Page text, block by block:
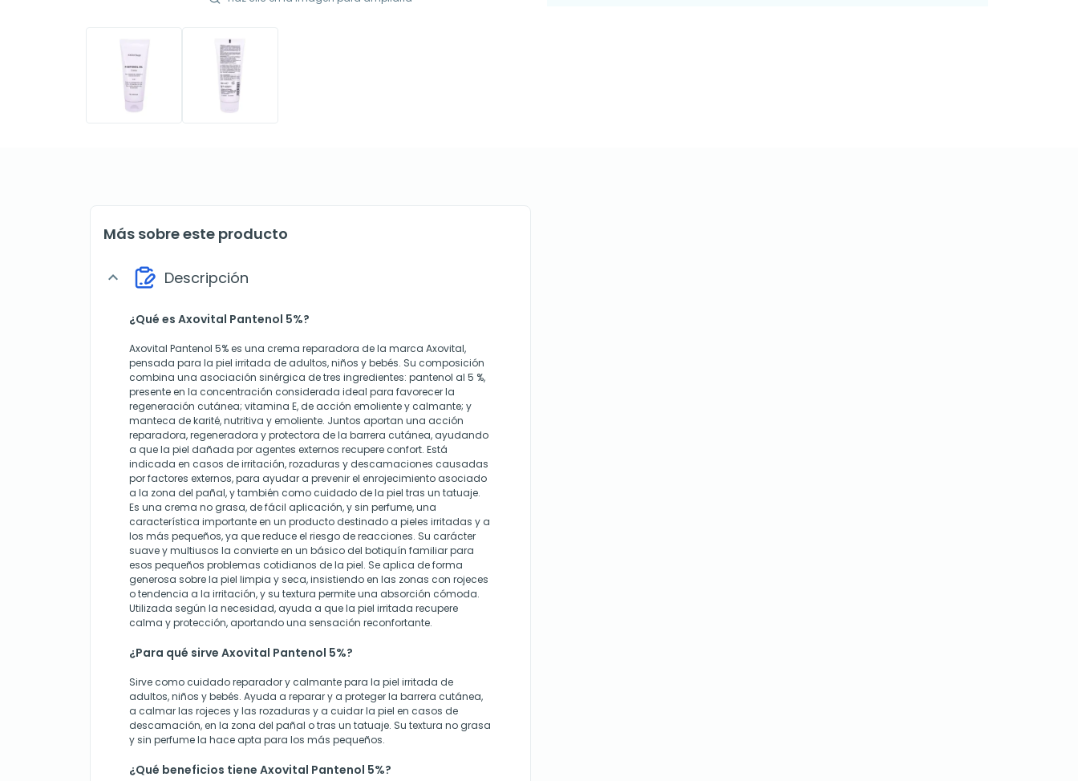
Más sobre este producto
expand_more Descripción
¿Qué es Axovital Pantenol 5%?
Axovital Pantenol 5% es una crema reparadora de la marca Axovital,
pensada para la piel irritada de adultos, niños y bebés. Su composición
combina una asociación sinérgica de tres ingredientes: pantenol al 5 %,
presente en la concentración considerada ideal para favorecer la
regeneración cutánea; vitamina E, de acción emoliente y calmante; y
manteca de karité, nutritiva y emoliente. Juntos aportan una acción
reparadora, regeneradora y protectora de la barrera cutánea, ayudando
a que la piel dañada por agentes externos recupere confort. Está
indicada en casos de irritación, rozaduras y descamaciones causadas
por factores externos, para ayudar a prevenir el enrojecimiento asociado
a la zona del pañal, y también como cuidado de la piel tras un tatuaje.
Es una crema no grasa, de fácil aplicación, y sin perfume, una
característica importante en un producto destinado a pieles irritadas y a
los más pequeños, ya que reduce el riesgo de reacciones. Su carácter
suave y multiusos la convierte en un básico del botiquín familiar para
esos pequeños problemas cotidianos de la piel. Se aplica de forma
generosa sobre la piel limpia y seca, insistiendo en las zonas con rojeces
o tendencia a la irritación, y su textura permite una absorción cómoda.
Utilizada según la necesidad, ayuda a que la piel irritada recupere
calma y protección, aportando una sensación reconfortante.
¿Para qué sirve Axovital Pantenol 5%?
Sirve como cuidado reparador y calmante para la piel irritada de
adultos, niños y bebés. Ayuda a reparar y a proteger la barrera cutánea,
a calmar las rojeces y las rozaduras y a cuidar la piel en casos de
descamación, en la zona del pañal o tras un tatuaje. Su textura no grasa
y sin perfume la hace apta para los más pequeños.
¿Qué beneficios tiene Axovital Pantenol 5%?